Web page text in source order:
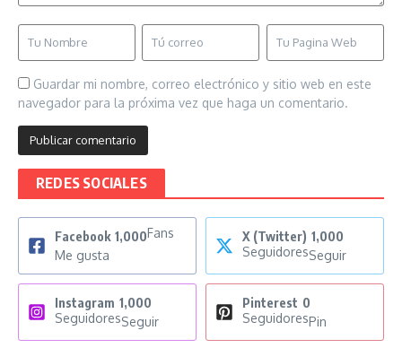
Guardar mi nombre, correo electrónico y sitio web en este
navegador para la próxima vez que haga un comentario.
REDES SOCIALES
Facebook 1,000Fans
Me gusta
X (Twitter) 1,000
SeguidoresSeguir
Instagram 1,000
SeguidoresSeguir
Pinterest 0
SeguidoresPin